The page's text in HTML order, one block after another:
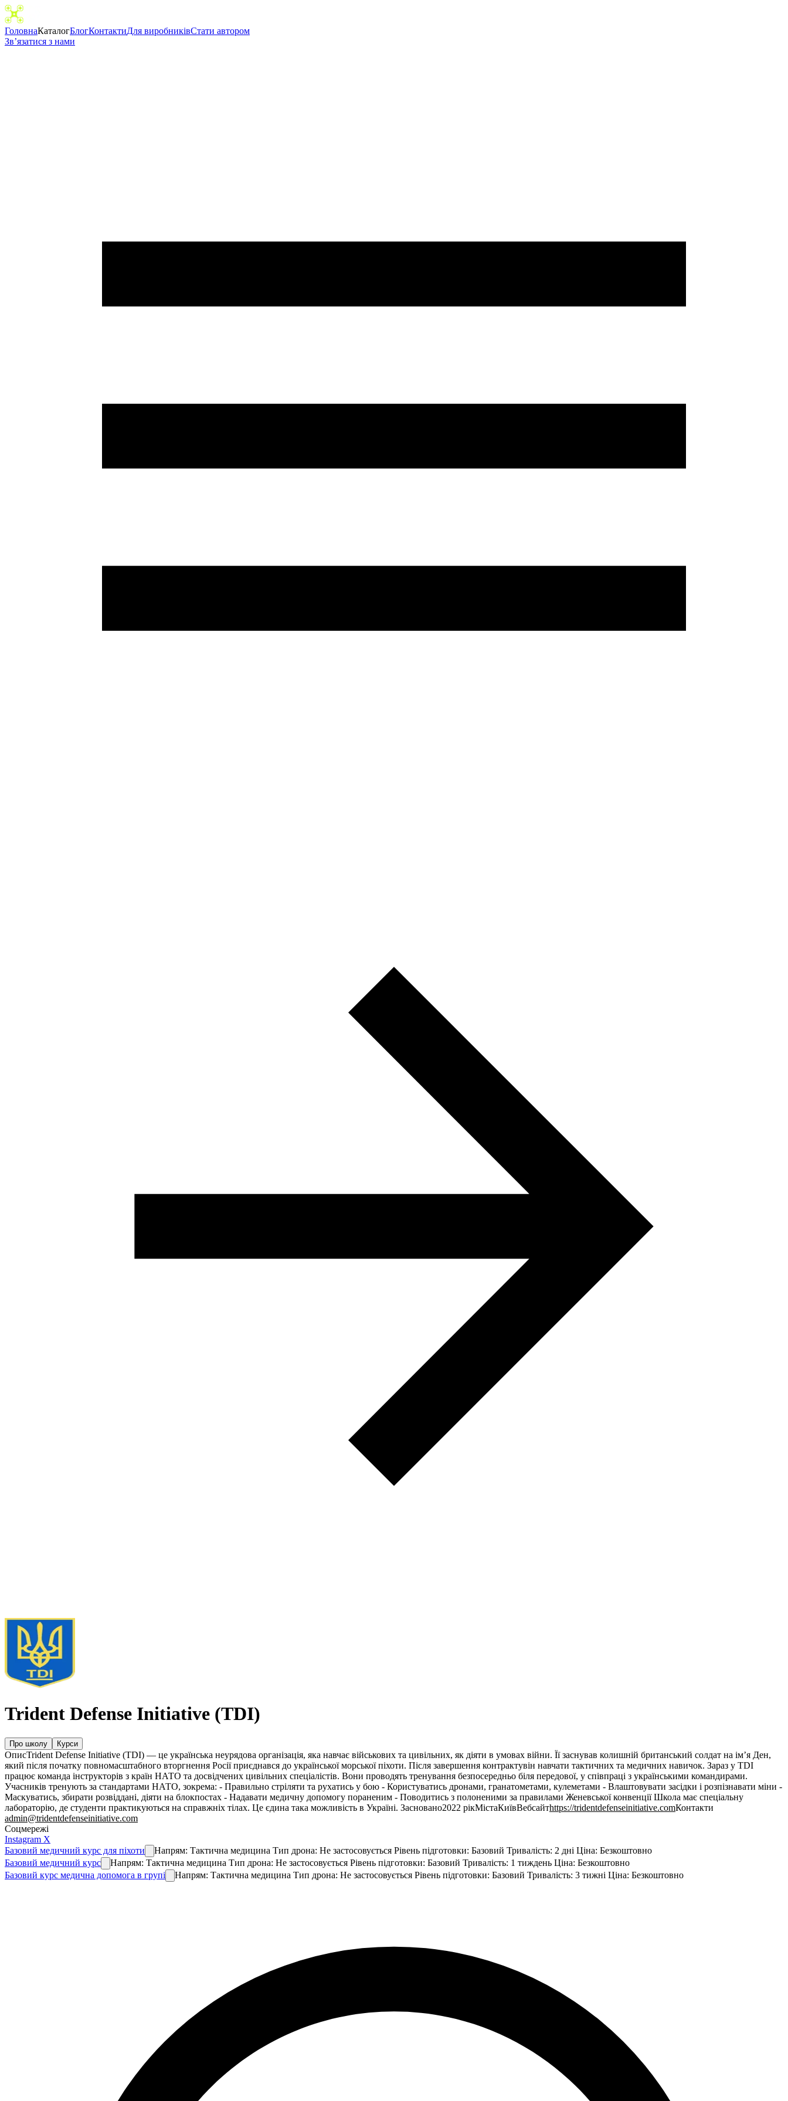
ГоловнаКаталогБлогКонтактиДля виробниківCтати автором
Зв’язатися з нами
БПЛА літакового типу
Наземні дрони
Системи РЕБ
Системи РЕР
Виробники
Trident Defense Initiative (TDI)
Про школу Курси
ОписTrident Defense Initiative (TDI) — це українська неурядова організація, яка навчає військових та цивільних, як діяти в умовах війни. Її заснував колишній британський солдат на ім’я Ден,
який після початку повномасштабного вторгнення Росії приєднався до української морської піхоти. Після завершення контрактувін навчати тактичних та медичних навичок. Зараз у TDI
працює команда інструкторів з країн НАТО та досвідчених цивільних спеціалістів. Вони проводять тренування безпосередньо біля передової, у співпраці з українськими командирами.
Учасників тренують за стандартами НАТО, зокрема: - Правильно стріляти та рухатись у бою - Користуватись дронами, гранатометами, кулеметами - Влаштовувати засідки і розпізнавати міни -
Маскуватись, збирати розвіддані, діяти на блокпостах - Надавати медичну допомогу пораненим - Поводитись з полоненими за правилами Женевської конвенції Школа має спеціальну
лабораторію, де студенти практикуються на справжніх тілах. Це єдина така можливість в Україні. Засновано2022 рікМістаКиївВебсайтhttps://tridentdefenseinitiative.comКонтакти
admin@tridentdefenseinitiative.com
Соцмережі
Instagram X
Базовий медичний курс для піхоти
Напрям: Тактична медицина Тип дрона: Не застосовується Рівень підготовки: Базовий Тривалість: 2 дні Ціна: Безкоштовно
Базовий медичний курс
Напрям: Тактична медицина Тип дрона: Не застосовується Рівень підготовки: Базовий Тривалість: 1 тиждень Ціна: Безкоштовно
Базовий курс медична допомога в групі
Напрям: Тактична медицина Тип дрона: Не застосовується Рівень підготовки: Базовий Тривалість: 3 тижні Ціна: Безкоштовно